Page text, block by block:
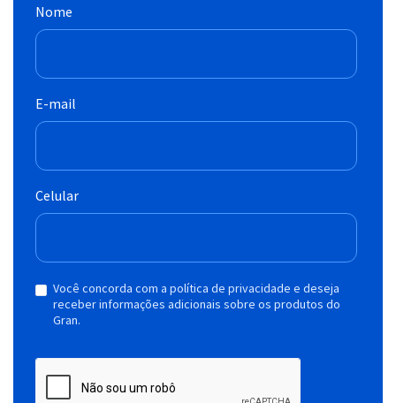
Nome
E-mail
Celular
Você concorda com a política de privacidade e deseja
receber informações adicionais sobre os produtos do
Gran.